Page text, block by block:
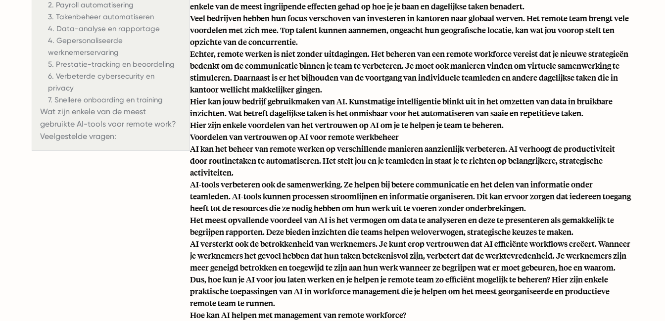
2. Payroll automatisering
3. Takenbeheer automatiseren
4. Data-analyse en rapportage
4. Gepersonaliseerde
werknemerservaring
5. Prestatie-tracking en beoordeling
6. Verbeterde cybersecurity en
privacy
7. Snellere onboarding en training
Wat zijn enkele van de meest
gebruikte AI-tools voor remote work?
Veelgestelde vragen:
enkele van de meest ingrijpende effecten gehad op hoe je je baan en dagelijkse taken benadert.
Veel bedrijven hebben hun focus verschoven van investeren in kantoren naarglobaal werven. Het remote team brengt vele
voordelen met zich mee. Top talent kunnen aannemen, ongeacht hun geografische locatie, kan wat jou voorop stelt ten
opzichte van de concurrentie.
Echter, remote werken is niet zonder uitdagingen. Het beheren van een remote workforce vereist dat je nieuwe strategieën
bedenkt om de communicatie binnen je team te verbeteren. Je moet ook manieren vinden omvirtuele samenwerkingte
stimuleren. Daarnaast is er het bijhouden van de voortgang van individuele teamleden en andere dagelijkse taken die in
kantoor wellicht makkelijker gingen.
Hier kan jouw bedrijf gebruikmaken van AI.Kunstmatige intelligentieblinkt uit in het omzetten van data in bruikbare
inzichten. Wat betreft dagelijkse taken is het onmisbaar voor het automatiseren van saaie en repetitieve taken.
Hier zijn enkele voordelen van het vertrouwen op AI om je te helpen je team te beheren.
Voordelen van vertrouwen op AI voor remote werkbeheer
AI kan het beheer van remote werken op verschillende manieren aanzienlijk verbeteren. AI verhoogt de productiviteit
door routinetaken te automatiseren. Het stelt jou en je teamleden in staat je te richten op belangrijkere, strategische
activiteiten.
AI-tools verbeteren ook de samenwerking. Ze helpen bij betere communicatie en het delen van informatie onder
teamleden. AI-tools kunnen processen stroomlijnen en informatie organiseren. Dit kan ervoor zorgen dat iedereen toegang
heeft tot de resources die ze nodig hebben om hun werk uit te voeren zonder onderbrekingen.
Het meest opvallende voordeel van AI is het vermogen om data te analyseren en deze te presenteren als gemakkelijk te
begrijpen rapporten. Deze bieden inzichten die teams helpen weloverwogen, strategische keuzes te maken.
AI versterkt ook de betrokkenheid van werknemers. Je kunt erop vertrouwen dat AI efficiënte workflows creëert. Wanneer
je werknemers het gevoel hebben dat hun taken betekenisvol zijn, verbetert dat de werktevredenheid. Je werknemers zijn
meer geneigd betrokken en toegewijd te zijn aan hun werk wanneer ze begrijpen wat er moet gebeuren, hoe en waarom.
Dus, hoe kun je AI voor jou laten werken en je helpen je remote team zo efficiënt mogelijk te beheren? Hier zijn enkele
praktische toepassingen van AI in workforce management die je helpen om het meest georganiseerde en productieve
remote team te runnen.
Hoe kan AI helpen met management van remote workforce?